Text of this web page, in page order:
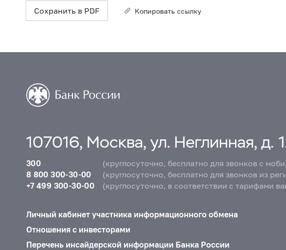
Сохранить в PDF Копировать ссылку
107016, Москва, ул. Неглинная, д.
300
(круглосуточно, бесплатно для звонков с
8 800 300-30-00
(круглосуточно, бесплатно для звонков из
+7 499 300-30-00
(круглосуточно, в соответствии с тарифами
Личный кабинет участника информационного обмена
Отношения с инвесторами
Перечень инсайдерской информации Банка России